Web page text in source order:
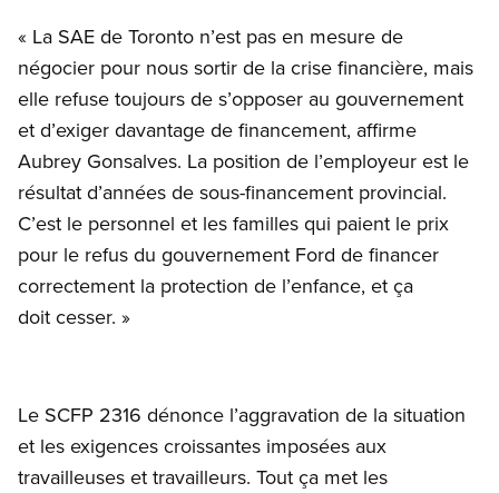
« La SAE de Toronto n’est pas en mesure de
négocier pour nous sortir de la crise financière, mais
elle refuse toujours de s’opposer au gouvernement
et d’exiger davantage de financement, affirme
Aubrey Gonsalves. La position de l’employeur est le
résultat d’années de sous-financement provincial.
C’est le personnel et les familles qui paient le prix
pour le refus du gouvernement Ford de financer
correctement la protection de l’enfance, et ça
doit cesser. »
Le SCFP 2316 dénonce l’aggravation de la situation
et les exigences croissantes imposées aux
travailleuses et travailleurs. Tout ça met les